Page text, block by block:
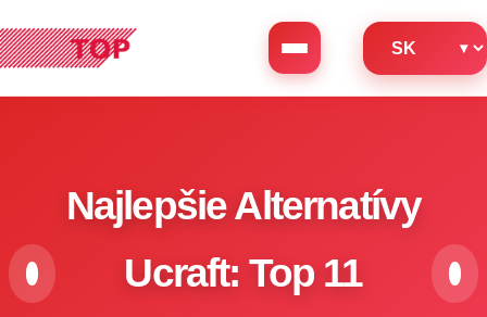
Najlepšie Alternatívy
Ucraft: Top 11